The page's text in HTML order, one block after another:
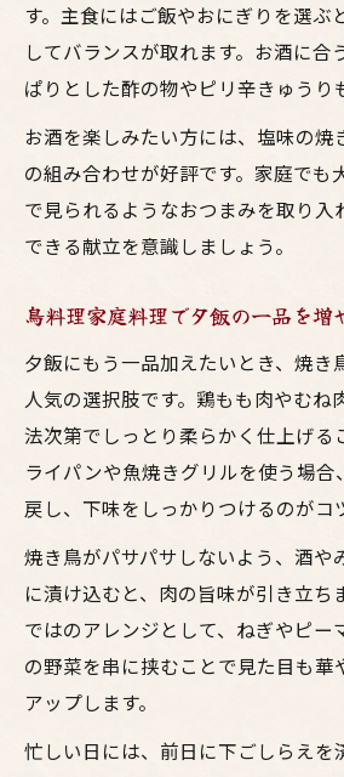
す。主食にはご飯やおにぎりを選ぶ
してバランスが取れます。お酒に合
ぱりとした酢の物やピリ辛きゅうり
お酒を楽しみたい方には、塩味の焼
の組み合わせが好評です。家庭でも
で見られるようなおつまみを取り入
できる献立を意識しましょう。
鳥料理家庭料理で夕飯の一品を増
夕飯にもう一品加えたいとき、焼き
人気の選択肢です。鶏もも肉やむね
法次第でしっとり柔らかく仕上げる
ライパンや魚焼きグリルを使う場合
戻し、下味をしっかりつけるのがコ
焼き鳥がパサパサしないよう、酒や
に漬け込むと、肉の旨味が引き立ち
ではのアレンジとして、ねぎやピー
の野菜を串に挟むことで見た目も華
アップします。
忙しい日には、前日に下ごしらえを